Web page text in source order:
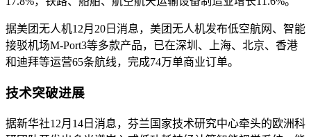
据美团无人机12月20日消息，美团无人机发布低空航网、智能
接驳机场M-Port3等多款产品，已在深圳、上海、北京、香港
和迪拜等运营65条航线，完成74万单商业订单。
技术突破进展
据新华社12月14日消息，芬兰国家技术研究中心牵头的欧洲科